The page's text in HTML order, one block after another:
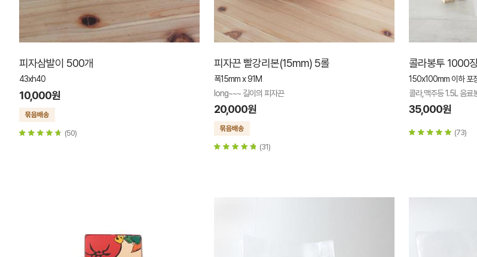
피자삼발이 500개
43xh40
10,000원
(50)
피자끈 빨강리본(15mm) 5롤
폭15mm x 91M
long~~~ 길이의 피자끈
20,000원
(31)
콜라봉투 1000
150x100mm 이하 포
콜라,맥주등 1.5L 음료
35,000원
(73)